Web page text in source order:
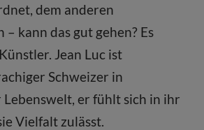
dem anderen
– kann das gut gehen? Es
Jean Luc ist
Schweizer in
er fühlt sich in ihr
Vielfalt zulässt.